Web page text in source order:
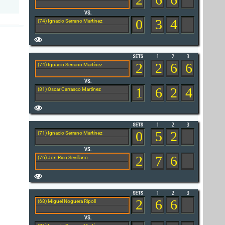
(74) Ignacio Serrano Martínez
0
3 4
(74) Ignacio Serrano Martínez
(81) Oscar Carrasco Martínez
2
1
2 6 6
6 2 4
(71) Ignacio Serrano Martínez
(76) Jon Rico Sevillano
0
2
5 2
7 6
(68) Miguel Noguera Ripoll
2
6 6